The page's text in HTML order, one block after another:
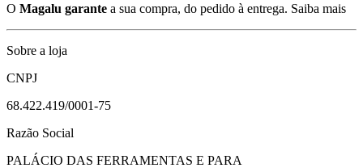
O Magalu garante a sua compra, do pedido à entrega. Saiba mais
Sobre a loja
CNPJ
68.422.419/0001-75
Razão Social
PALÁCIO DAS FERRAMENTAS E PARA